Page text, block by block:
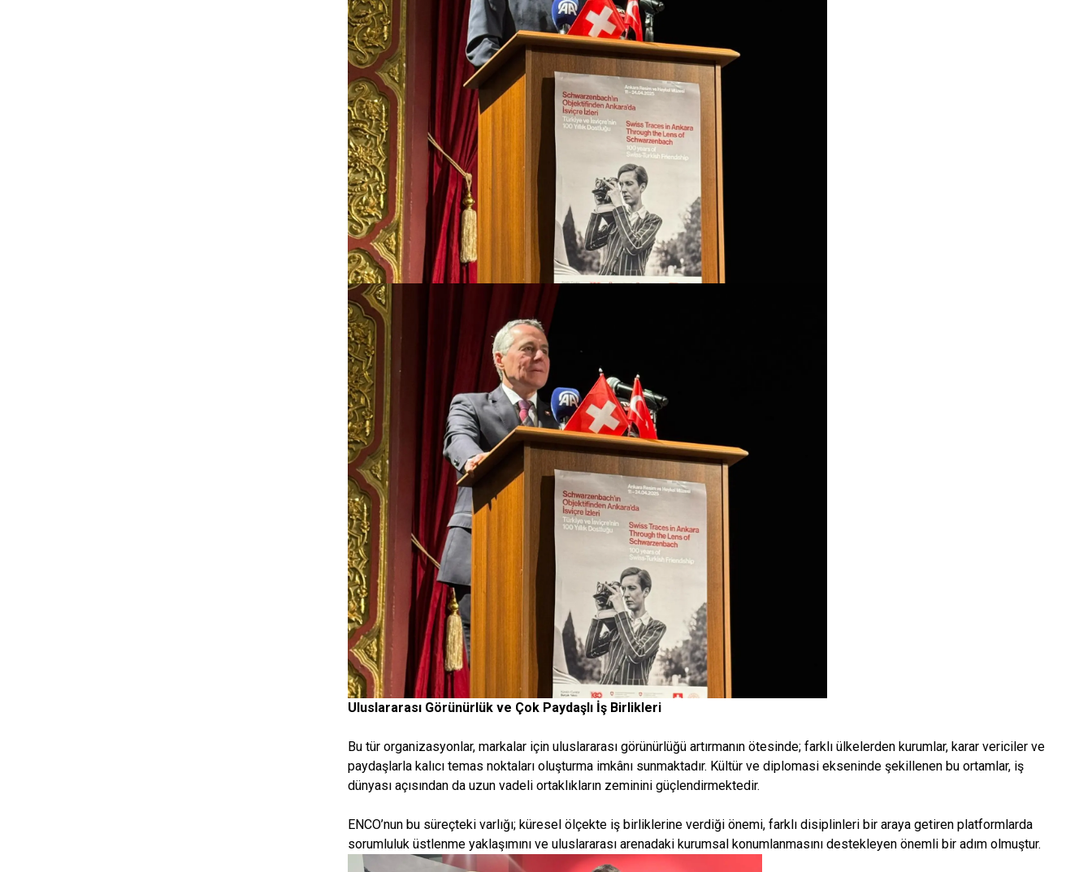
Uluslararası Görünürlük ve Çok Paydaşlı İş Birlikleri​
Bu tür organizasyonlar, markalar için uluslararası görünürlüğü artırmanın ötesinde; farklı ülkelerden kurumlar, karar vericiler ve
paydaşlarla kalıcı temas noktaları oluşturma imkânı sunmaktadır. Kültür ve diplomasi ekseninde şekillenen bu ortamlar, iş
dünyası açısından da uzun vadeli ortaklıkların zeminini güçlendirmektedir.​
ENCO’nun bu süreçteki varlığı; küresel ölçekte iş birliklerine verdiği önemi, farklı disiplinleri bir araya getiren platformlarda
sorumluluk üstlenme yaklaşımını ve uluslararası arenadaki kurumsal konumlanmasını destekleyen önemli bir adım olmuştur.​